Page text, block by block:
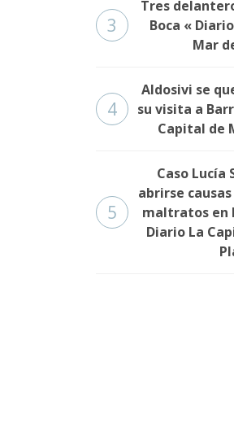
3
Tres
Boca «
Mar
4
Aldosivi se
su visita a
Capital de
5
Caso Lucía
abrirse
maltratos en
Diario La